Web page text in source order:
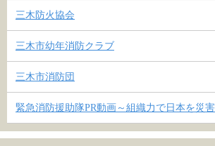
三木防火協会
三木市幼年消防クラブ
三木市消防団
緊急消防援助隊PR動画～組織力で日本を災